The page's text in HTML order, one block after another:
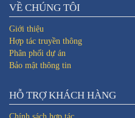
VỀ CHÚNG TÔI
Giới thiệu
Hợp tác truyền thông
Phân phối dự án
Bảo mật thông tin
HỖ TRỢ KHÁCH HÀNG